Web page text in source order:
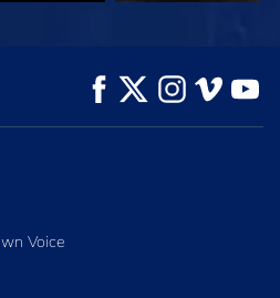
SERIE
ENTDECKEN
Voice